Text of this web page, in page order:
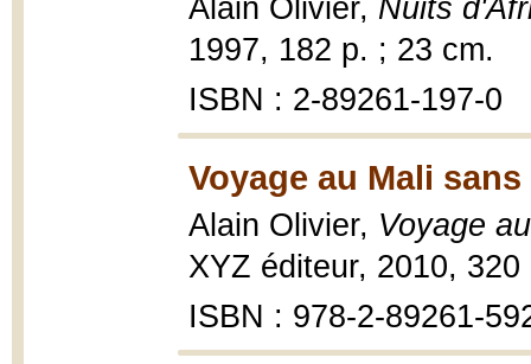
Alain Olivier, Nuits
1997, 182 p. ; 23 cm.
ISBN : 2-89261-197-0
Voyage au Mali
Alain Olivier, Voyage
XYZ éditeur, 2010,
ISBN : 978-2-89261-